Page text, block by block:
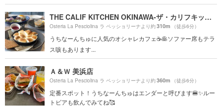
THE CALIF KITCHEN OKINAWA-ザ・カリフキッチン沖縄-
Osteria La Pesciolina ラ ペッショリーナより約310m （徒歩6分）
うちなーんちゅに人気のオシャレカフェ☕️🥞ソファー席もテラ
ス咳もあります...
Ａ＆Ｗ 美浜店
Osteria La Pesciolina ラ ペッショリーナより約360m （徒歩6分）
定番スポット！うちなーんちゅはエンダーと呼びます🍔✨ルー
トビアも飲んでみてね🥰